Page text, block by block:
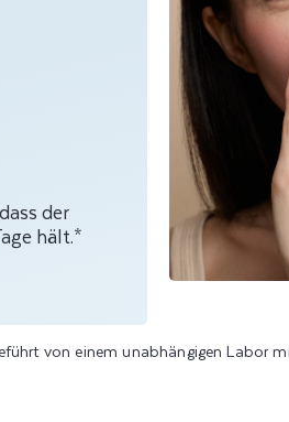
der
hält.*
von einem unabhängigen Labor